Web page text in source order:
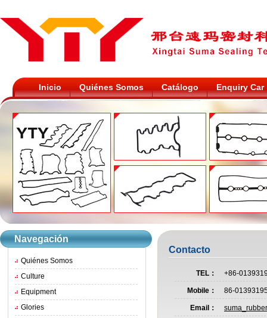
Inicio Quiénes Somos Catálogo Enquiry Car
Contacto
TEL： +86-
Mobile： 86-
Email：
Navegación
Quiénes Somos
Culture
Equipment
Glories